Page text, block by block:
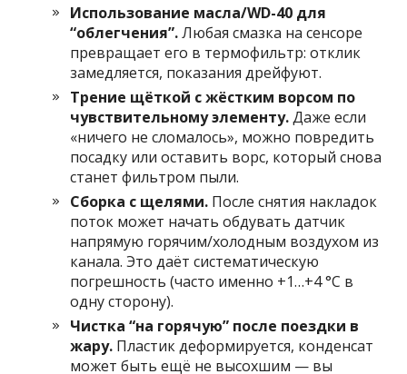
Использование масла/WD-40 для
“облегчения”.Любая смазка на сенсоре
превращает его в термофильтр: отклик
замедляется, показания дрейфуют.
Трение щёткой с жёстким ворсом по
чувствительному элементу.Даже если
«ничего не сломалось», можно повредить
посадку или оставить ворс, который снова
станет фильтром пыли.
Сборка с щелями. После снятия накладок
поток может начать обдувать датчик
напрямую горячим/холодным воздухом из
канала. Это даёт систематическую
погрешность (часто именно +1…+4 °C в
одну сторону).
Чистка “на горячую” после поездки в
жару. Пластик деформируется, конденсат
может быть ещё не высохшим — вы